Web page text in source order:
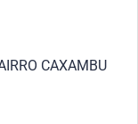
CAXAMBU